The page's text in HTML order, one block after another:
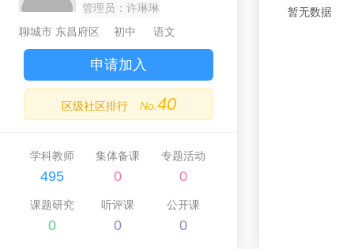
管理员： 许琳琳
聊城市 东昌府区
初中 语文
申请加入
区级社区排行 No. 40
学科教师
495
集体备课
0
专题活动
0
课题研究
0
听评课
0
公开课
0
暂无数据